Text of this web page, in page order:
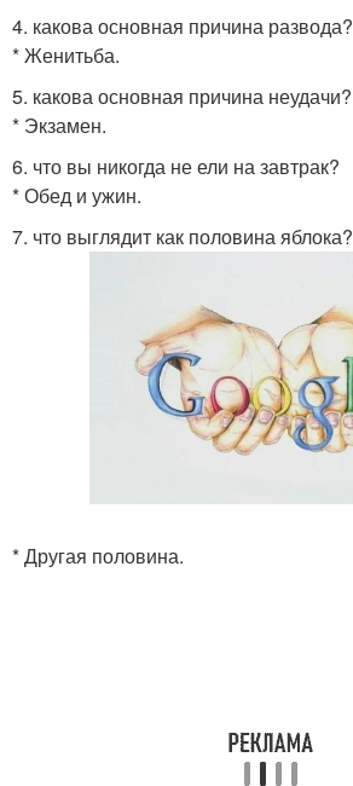
4. какова основная причина развода?
* Женитьба.
5. какова основная причина неудачи?
* Экзамен.
6. что вы никогда не ели на завтрак?
* Обед и ужин.
7. что выглядит как половина яблока?
* Другая половина.